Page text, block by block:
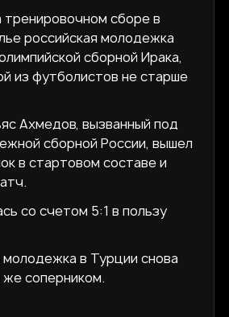
тренировочном сборе в
российская молодежка
сборной Ирака,
из футболистов не старше
Ахмедов, вызванный под
сборной России, вышел
в стартовом составе и
со счетом 5:1 в пользу
в Турции снова
соперником.